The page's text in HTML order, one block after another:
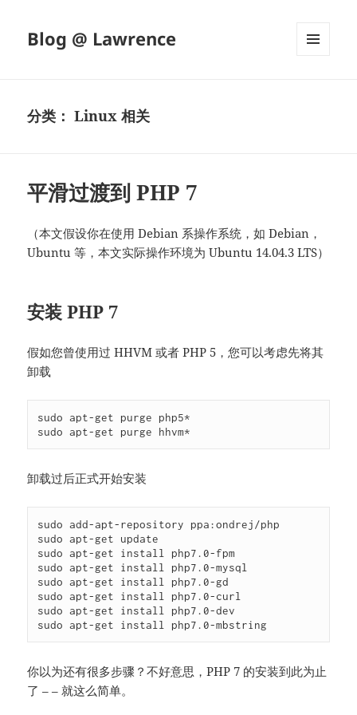
Blog @ Lawrence
分类：Linux 相关
平滑过渡到 PHP 7
（本文假设你在使用 Debian 系操作系统，如 Debian，
Ubuntu 等，本文实际操作环境为 Ubuntu 14.04.3 LTS）
安装 PHP 7
假如您曾使用过 HHVM 或者 PHP 5，您可以考虑先将其
卸载
sudo apt-get purge php5*
sudo apt-get purge hhvm*
卸载过后正式开始安装
sudo add-apt-repository ppa:ondrej/php
sudo apt-get update
sudo apt-get install php7.0-fpm
sudo apt-get install php7.0-mysql
sudo apt-get install php7.0-gd
sudo apt-get install php7.0-curl
sudo apt-get install php7.0-dev
sudo apt-get install php7.0-mbstring
你以为还有很多步骤？不好意思，PHP 7 的安装到此为止
了 – – 就这么简单。